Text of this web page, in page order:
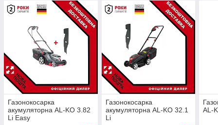
Газонокосарка
акумуляторна AL-KO 3.82
Li Easy
Газонокосарка
акумуляторна AL-KO 32.1
Li
AL-